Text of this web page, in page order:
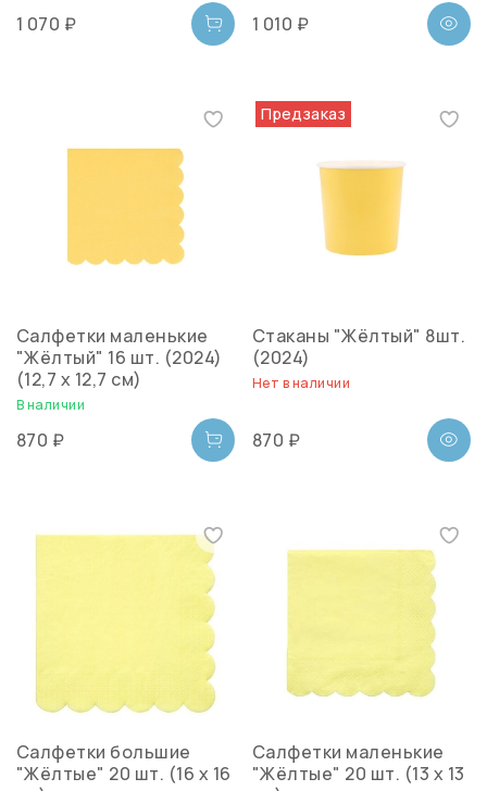
1 070 ₽ 1 010 ₽
Салфетки маленькие
"Жёлтый" 16 шт. (2024)
(12,7 х 12,7 см)
В наличии
870 ₽
Предзаказ
Стаканы "Жёлтый" 8шт.
(2024)
Нет в наличии
870 ₽
Салфетки большие
"Жёлтые" 20 шт. (16 х 16
Салфетки маленькие
"Жёлтые" 20 шт. (13 х 13